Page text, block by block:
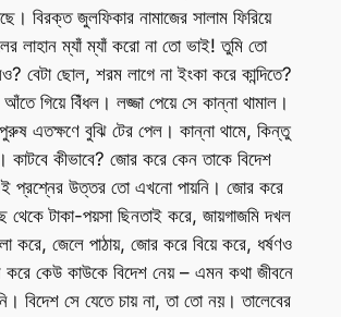
বিরক্ত জুলফিকার নামাজের সালাম ফিরিয়ে
লাহান ম্যাঁ ম্যাঁ করো না তো ভাই! তুমি তো
বেটা ছোল, শরম লাগে না ইংকা করে কান্দিতে?
গিয়ে বিঁধল। লজ্জা পেয়ে সে কান্না থামাল।
এতক্ষণে বুঝি টের পেল। কান্না থামে, কিন্তু
কীভাবে? জোর করে কেন তাকে বিদেশ
প্রশ্নের উত্তর তো এখনো পায়নি। জোর করে
থেকে টাকা-পয়সা ছিনতাই করে, জায়গাজমি দখল
করে, জেলে পাঠায়, জোর করে বিয়ে করে, ধর্ষণও
কেউ কাউকে বিদেশ নেয় – এমন কথা জীবনে
বিদেশ সে যেতে চায় না, তা তো নয়। তালেবের